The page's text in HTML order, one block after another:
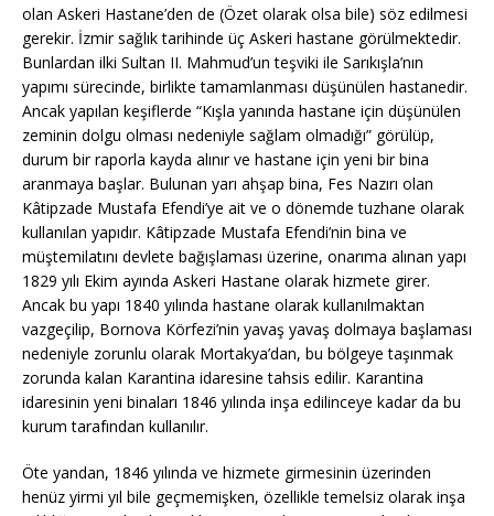
olan Askeri Hastane’den de (Özet olarak olsa bile) söz edilmesi
gerekir. İzmir sağlık tarihinde üç Askeri hastane görülmektedir.
Bunlardan ilki Sultan II. Mahmud’un teşviki ile Sarıkışla’nın
yapımı sürecinde, birlikte tamamlanması düşünülen hastanedir.
Ancak yapılan keşiflerde “Kışla yanında hastane için düşünülen
zeminin dolgu olması nedeniyle sağlam olmadığı” görülüp,
durum bir raporla kayda alınır ve hastane için yeni bir bina
aranmaya başlar. Bulunan yarı ahşap bina, Fes Nazırı olan
Kâtipzade Mustafa Efendi’ye ait ve o dönemde tuzhane olarak
kullanılan yapıdır. Kâtipzade Mustafa Efendi’nin bina ve
müştemilatını devlete bağışlaması üzerine, onarıma alınan yapı
1829 yılı Ekim ayında Askeri Hastane olarak hizmete girer.
Ancak bu yapı 1840 yılında hastane olarak kullanılmaktan
vazgeçilip, Bornova Körfezi’nin yavaş yavaş dolmaya başlaması
nedeniyle zorunlu olarak Mortakya’dan, bu bölgeye taşınmak
zorunda kalan Karantina idaresine tahsis edilir. Karantina
idaresinin yeni binaları 1846 yılında inşa edilinceye kadar da bu
kurum tarafından kullanılır.
Öte yandan, 1846 yılında ve hizmete girmesinin üzerinden
henüz yirmi yıl bile geçmemişken, özellikle temelsiz olarak inşa